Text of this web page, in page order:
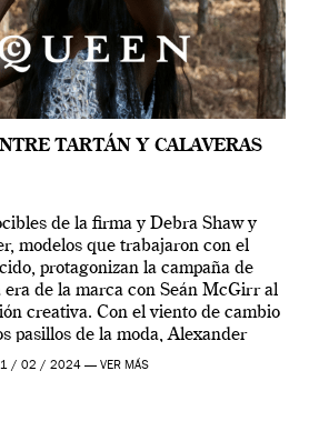
TARTÁN Y CALAVERAS
de la firma y Debra Shaw y
modelos que trabajaron con el
protagonizan la campaña de
era de la marca con Seán McGirr al
creativa. Con el viento de cambio
pasillos de la moda, Alexander
se prepara para una […]
/ 02 / 2024 — VER MÁS